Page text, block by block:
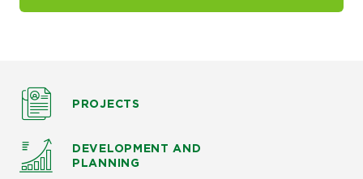
PROJECTS
DEVELOPMENT AND
PLANNING